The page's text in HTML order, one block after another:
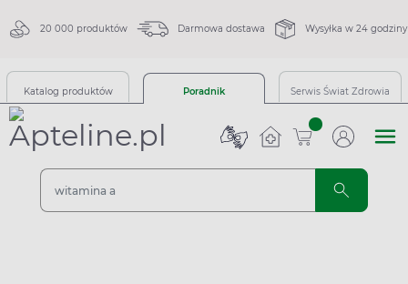
20 000 produktów Darmowa dostawa Wysyłka w 24 godziny
Katalog produktów Poradnik Serwis Świat Zdrowia
sztuk